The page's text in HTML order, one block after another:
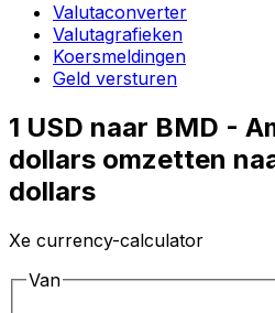
Valutaconverter
Valutagrafieken
Koersmeldingen
Geld versturen
1 USD naar BMD -
dollars omzetten
dollars
Xe currency-calculator
Van